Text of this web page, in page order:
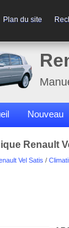
Plan du site
Nouveau
Renault
Vel Satis /